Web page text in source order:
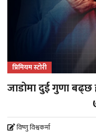
प्रिमियम स्टोरी
जाडोमा दुई गुणा
विष्णु विश्वकर्मा